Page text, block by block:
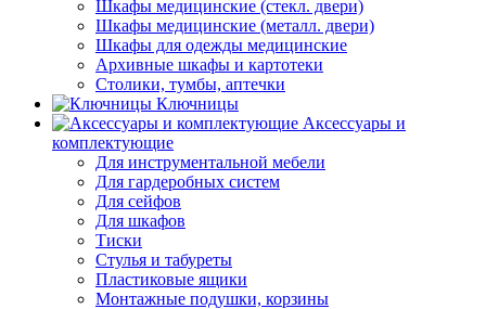
Шкафы медицинские (стекл. двери)
Шкафы медицинские (металл. двери)
Шкафы для одежды медицинские
Архивные шкафы и картотеки
Столики, тумбы, аптечки
Ключницы
Аксессуары и
комплектующие
Для инструментальной мебели
Для гардеробных систем
Для сейфов
Для шкафов
Тиски
Стулья и табуреты
Пластиковые ящики
Монтажные подушки, корзины